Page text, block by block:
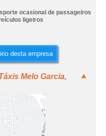
ocasional de passageiros
ligeiros
desta empresa
Melo Garcia,